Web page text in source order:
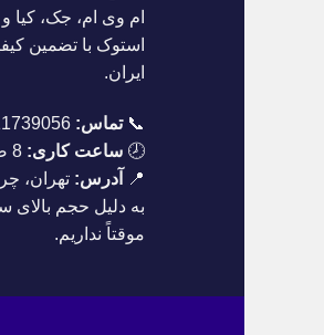
ام وی ام، جک، کیا
استوک با تضمین
ایران.
📞تماس:
🕗 ساعت کاری:
📍
آدرس: تهران،
به دلیل حجم
موقتاً نداریم.